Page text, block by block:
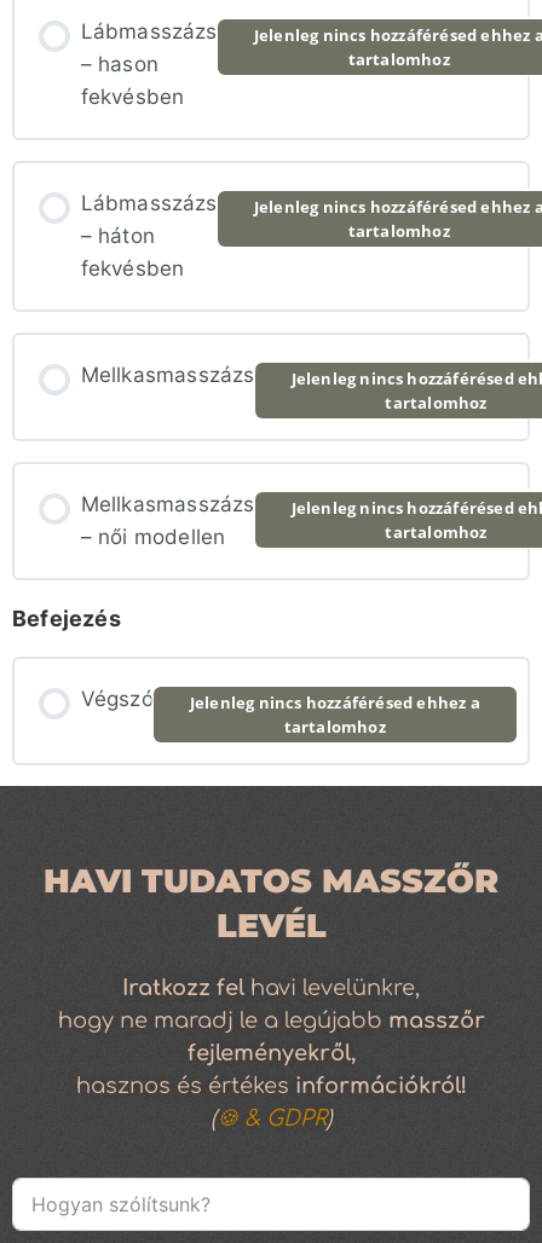
Lábmasszázs
– hason
fekvésben
Jelenleg nincs hozzáférésed ehhez
tartalomhoz
Lábmasszázs
– háton
fekvésben
Jelenleg nincs hozzáférésed ehhez
tartalomhoz
Mellkasmasszázs
Jelenleg nincs hozzáférésed
tartalomhoz
Mellkasmasszázs
– női modellen
Jelenleg nincs hozzáférésed
tartalomhoz
Befejezés
Végszó
Jelenleg nincs hozzáférésed ehhez a
tartalomhoz
HAVI TUDATOS MASSZŐR
LEVÉL
Iratkozz fel havi levelünkre,
hogy ne maradj le a legújabb masszőr
fejleményekről,
hasznos és értékes információkról!
(🍪 & GDPR)